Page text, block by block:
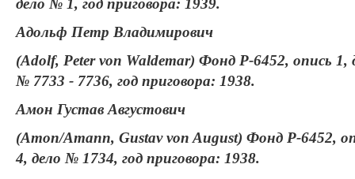
дело № 1, год приговора: 1939.
Адольф Петр Владимирович
(Adolf, Peter von Waldemar) Фонд Р-6452, опись 1,
№ 7733 - 7736, год приговора: 1938.
Амон Густав Августович
(Amon/Amann, Gustav von August) Фонд Р-6452,
4, дело № 1734, год приговора: 1938.